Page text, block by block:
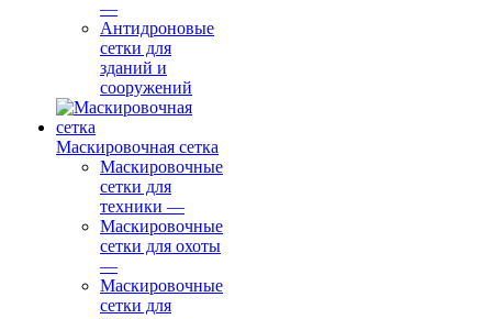
—
Антидроновые
сетки для
зданий и
сооружений
Маскировочная сетка
Маскировочные
сетки для
техники —
Маскировочные
сетки для охоты
—
Маскировочные
сетки для